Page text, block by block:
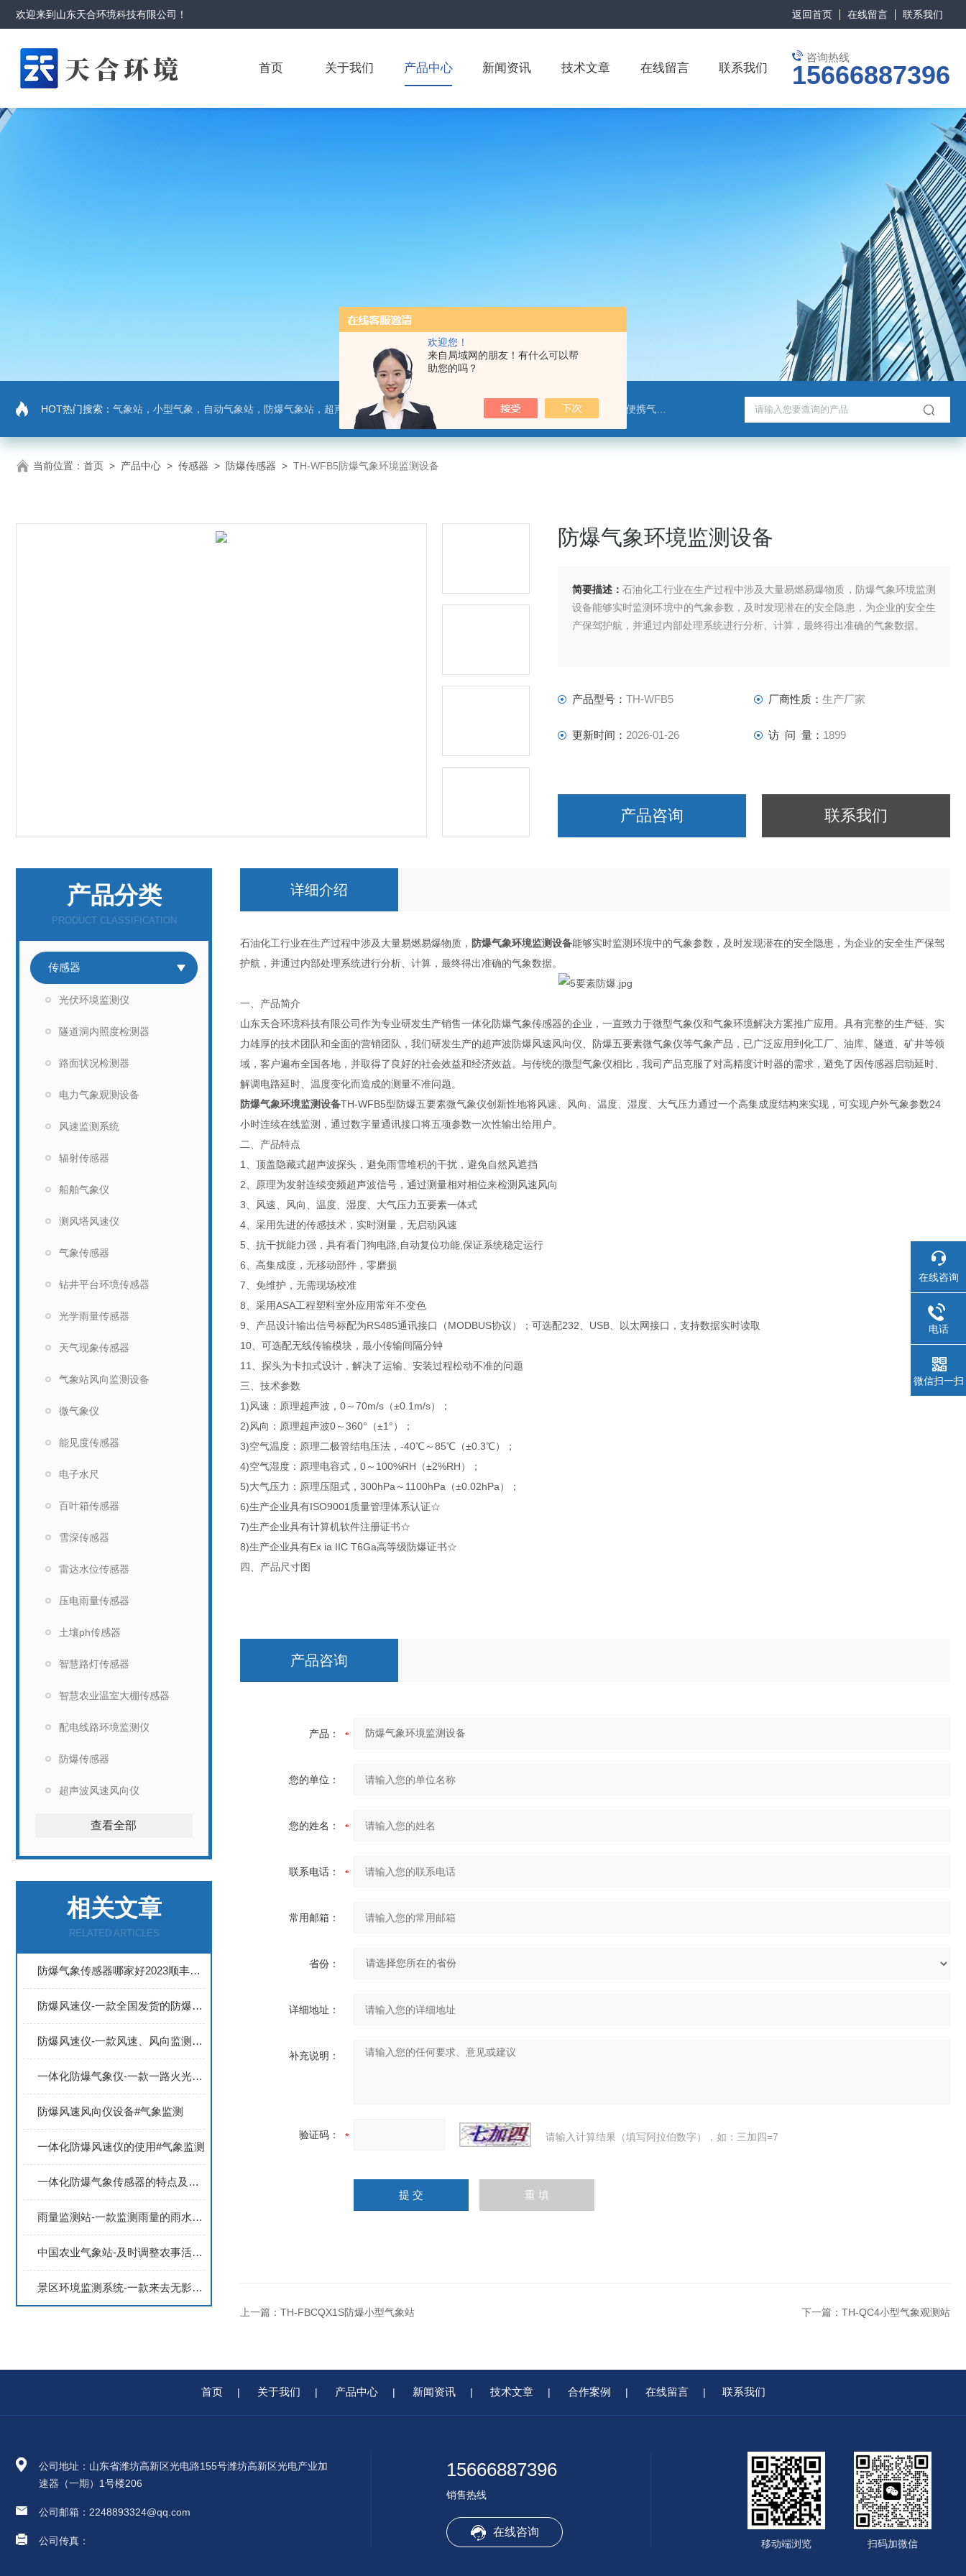
欢迎您！
来自局域网的朋友！有什么可以帮
助您的吗？
欢迎来到 山东天合环境科技有限公司 ！ 返回首页 在线留言 联系我们
咨询热线
15666887396
首页 关于我们 产品中心 新闻资讯 技术文章 在线留言 联系我们
HOT热门搜索： 气象站，小型气象，自动气象站，防爆气象站，超声波气象站，土壤墒情监测站，负氧离子监测站，微气象传感器，便携气象站，手持气象站，水位监测站，智慧路灯传感器，智慧农业传感器，非洲猪瘟检测仪，动物疫病检测仪
当前位置： 首页 > 产品中心 > 传感器 > 防爆传感器 > TH-WFB5防爆气象环境监测设备
防爆气象环境监测设备
简要描述：石油化工行业在生产过程中涉及大量易燃易爆物质，防爆气象环境监测
设备能够实时监测环境中的气象参数，及时发现潜在的安全隐患，为企业的安全生
产保驾护航，并通过内部处理系统进行分析、计算，最终得出准确的气象数据。
产品型号： TH-WFB5 厂商性质： 生产厂家
更新时间： 2026-01-26 访 问 量： 1899
产品咨询 联系我们
产品分类
PRODUCT CLASSIFICATION
传感器
光伏环境监测仪
隧道洞内照度检测器
路面状况检测器
电力气象观测设备
风速监测系统
辐射传感器
船舶气象仪
测风塔风速仪
气象传感器
钻井平台环境传感器
光学雨量传感器
天气现象传感器
气象站风向监测设备
微气象仪
能见度传感器
电子水尺
百叶箱传感器
雪深传感器
雷达水位传感器
压电雨量传感器
土壤ph传感器
智慧路灯传感器
智慧农业温室大棚传感器
配电线路环境监测仪
防爆传感器
超声波风速风向仪
查看全部
相关文章
RELATED ARTICLES
防爆气象传感器哪家好2023顺丰包邮
防爆风速仪-一款全国发货的防爆气象传感器2023顺丰包邮
防爆风速仪-一款风速、风向监测的防爆风速风向仪#2023已更新
一体化防爆气象仪-一款一路火光带闪电的微型气象传感器#2022已更新
防爆风速风向仪设备#气象监测
一体化防爆风速仪的使用#气象监测
一体化防爆气象传感器的特点及工作原理@2022天合厂家上新
雨量监测站-一款监测雨量的雨水实时监测系统#2022已更新
中国农业气象站-及时调整农事活动的农业环境气象监测站2024全国顺丰包邮
景区环境监测系统-一款来去无影的负氧离子监测设备#2022已更新
详细介绍
石油化工行业在生产过程中涉及大量易燃易爆物质， 防爆气象环境监测设备能够实时监测环境中的气象参数，及时发现潜在的安全隐患，为企业的安全生产保驾
护航，并通过内部处理系统进行分析、计算，最终得出准确的气象数据。
一、产品简介
山东天合环境科技有限公司作为专业研发生产销售一体化防爆气象传感器的企业，一直致力于微型气象仪和气象环境解决方案推广应用。具有完整的生产链、实
力雄厚的技术团队和全面的营销团队，我们研发生产的超声波防爆风速风向仪、防爆五要素微气象仪等气象产品，已广泛应用到化工厂、油库、隧道、矿井等领
域，客户遍布全国各地，并取得了良好的社会效益和经济效益。与传统的微型气象仪相比，我司产品克服了对高精度计时器的需求，避免了因传感器启动延时、
解调电路延时、温度变化而造成的测量不准问题。
防爆气象环境监测设备TH-WFB5型防爆五要素微气象仪创新性地将风速、风向、温度、湿度、大气压力通过一个高集成度结构来实现，可实现户外气象参数24
小时连续在线监测，通过数字量通讯接口将五项参数一次性输出给用户。
二、产品特点
1、顶盖隐藏式超声波探头，避免雨雪堆积的干扰，避免自然风遮挡
2、原理为发射连续变频超声波信号，通过测量相对相位来检测风速风向
3、风速、风向、温度、湿度、大气压力五要素一体式
4、采用先进的传感技术，实时测量，无启动风速
5、抗干扰能力强，具有看门狗电路,自动复位功能,保证系统稳定运行
6、高集成度，无移动部件，零磨损
7、免维护，无需现场校准
8、采用ASA工程塑料室外应用常年不变色
9、产品设计输出信号标配为RS485通讯接口（MODBUS协议）；可选配232、USB、以太网接口，支持数据实时读取
10、可选配无线传输模块，最小传输间隔分钟
11、探头为卡扣式设计，解决了运输、安装过程松动不准的问题
三、技术参数
1)风速：原理超声波，0～70m/s（±0.1m/s）；
2)风向：原理超声波0～360°（±1°）；
3)空气温度：原理二极管结电压法，-40℃～85℃（±0.3℃）；
4)空气湿度：原理电容式，0～100%RH（±2%RH）；
5)大气压力：原理压阻式，300hPa～1100hPa（±0.02hPa）；
6)生产企业具有ISO9001质量管理体系认证☆
7)生产企业具有计算机软件注册证书☆
8)生产企业具有Ex ia IIC T6Ga高等级防爆证书☆
四、产品尺寸图
产品咨询
产品：
您的单位：
您的姓名：
联系电话：
常用邮箱：
省份：
详细地址：
补充说明：
验证码： 请输入计算结果（填写阿拉伯数字），如：三加四=7
上一篇： TH-FBCQX1S防爆小型气象站 下一篇： TH-QC4小型气象观测站
首页 | 关于我们 | 产品中心 | 新闻资讯 | 技术文章 | 合作案例 | 在线留言 | 联系我们
公司地址：山东省潍坊高新区光电路155号潍坊高新区光电产业加
速器（一期）1号楼206
公司邮箱：2248893324@qq.com
公司传真：
15666887396
销售热线
在线咨询
扫码加微信
移动端浏览
在线咨询
电话
微信扫一扫